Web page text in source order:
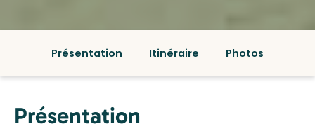
Présentation Itinéraire Photos
Présentation